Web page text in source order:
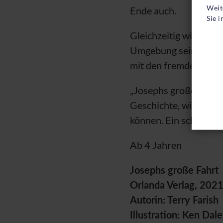
Sie
Ende auch.
Gleichzeitig wird in
Umgebung sein
mit den fremden
„Josephs große
Geschichte, wie
können. Ein schönes,
Ab 4 Jahren
Josephs große Fahrt
Orlanda Verlag, 2021
Autorin: Terry Farish
Illustration: Ken